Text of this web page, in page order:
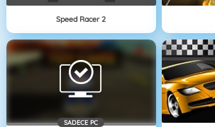
Speed Racer 2
SADECE PC